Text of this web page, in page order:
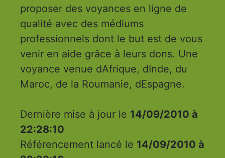
proposer des voyances en ligne de
qualité avec des médiums
professionnels dont le but est de vous
venir en aide grâce à leurs dons. Une
voyance venue dAfrique, dInde, du
Maroc, de la Roumanie, dEspagne.
Dernière mise à jour le 14/09/2010 à
22:28:10
Référencement lancé le 14/09/2010 à